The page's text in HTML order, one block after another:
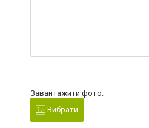
Завантажити фото:
Вибрати